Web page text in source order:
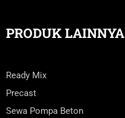
PRODUK LAINNYA
Ready Mix
Precast
Sewa Pompa Beton